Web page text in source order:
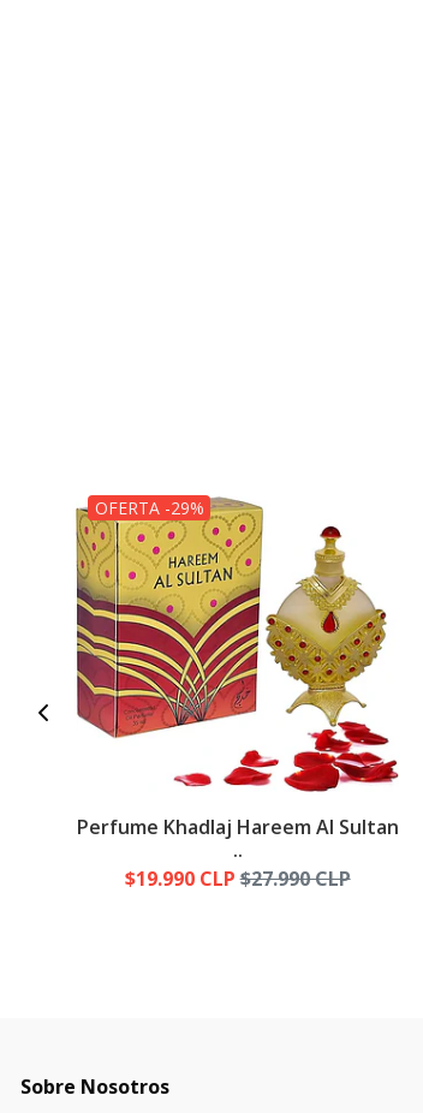
OFERTA -29%
Perfume Khadlaj Hareem Al Sultan
..
$19.990 CLP $27.990 CLP
Sobre Nosotros